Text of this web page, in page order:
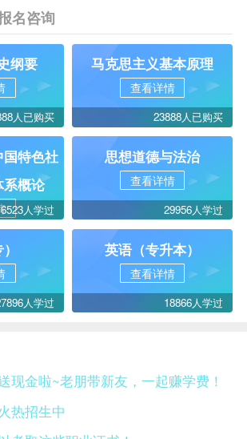
名咨询
纲要
人已购买
马克思主义基本原理
查看详情
23888人已购买
特色社
概论
人学过
思想道德与法治
查看详情
29956人学过
人学过
英语（专升本）
查看详情
18866人学过
现金啦~老朋带新友，一起赚学费！
热招生中